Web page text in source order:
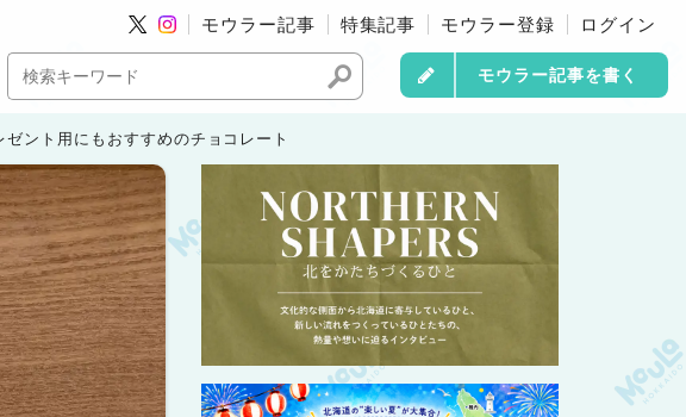
モウラー記事 特集記事 モウラー登録 ログイン
モウラー記事を書く
ント用にもおすすめのチョコレート